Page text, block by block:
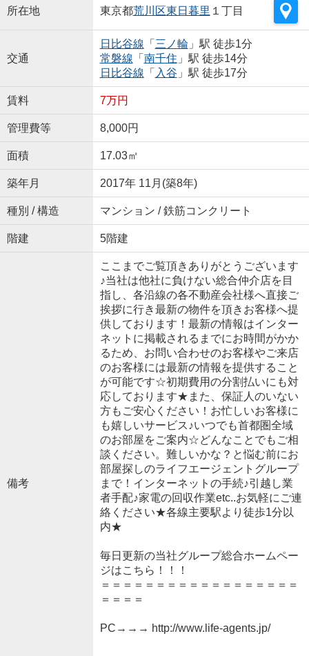
所在地 東京都荒川区東日暮里 １丁目
交通
日比谷線 「 三ノ輪」駅 徒歩1分
常磐線 「 南千住 」駅 徒歩14分
日比谷線 「 入谷 」駅 徒歩17分
賃料 7万円
管理費等 8,000円
面積 17.03㎡
築年月 2017年 11月(築8年)
種別 / 構造 マンション / 鉄筋コンクリート
階建 5階建
備考
ここまでご覧頂きありがとうございます
♪当社は他社に負けない総合仲介店を目
指し、各沿線の各不動産会社様へ直接ご
挨拶に行き最新の物件を頂きお客様へ提
供しております！最新の情報はインター
ネットに掲載されるまでにお時間がかか
るため、お問い合わせのお客様やご来店
のお客様には最新の情報を提供すること
が可能です☆初期費用の分割払いにも対
応しております★また、保証人のいない
方もご安心ください！お忙しいお客様に
も嬉しいサービス♪いつでも首都圏全域
のお部屋をご案内☆どんなことでもご相
談ください。難しいかな？と悩む前にお
部屋探しのライフエージェントグループ
まで！インターネットの手続♪引越し業
者手配♪家電の回収作業etc..お気軽にご連
絡ください★各線主要駅より徒歩1分以
内★
毎日更新の当社グループ総合ホームペー
ジはこちら！！！
＝＝＝＝＝＝＝＝＝＝＝＝＝＝＝＝＝＝
＝＝＝＝
PC→→→ http://www.life-agents.jp/